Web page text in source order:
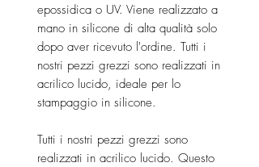
epossidica o UV. Viene realizzato a
mano in silicone di alta qualità solo
dopo aver ricevuto l'ordine. Tutti i
nostri pezzi grezzi sono realizzati in
acrilico lucido, ideale per lo
stampaggio in silicone.
Tutti i nostri pezzi grezzi sono
realizzati in acrilico lucido. Questo